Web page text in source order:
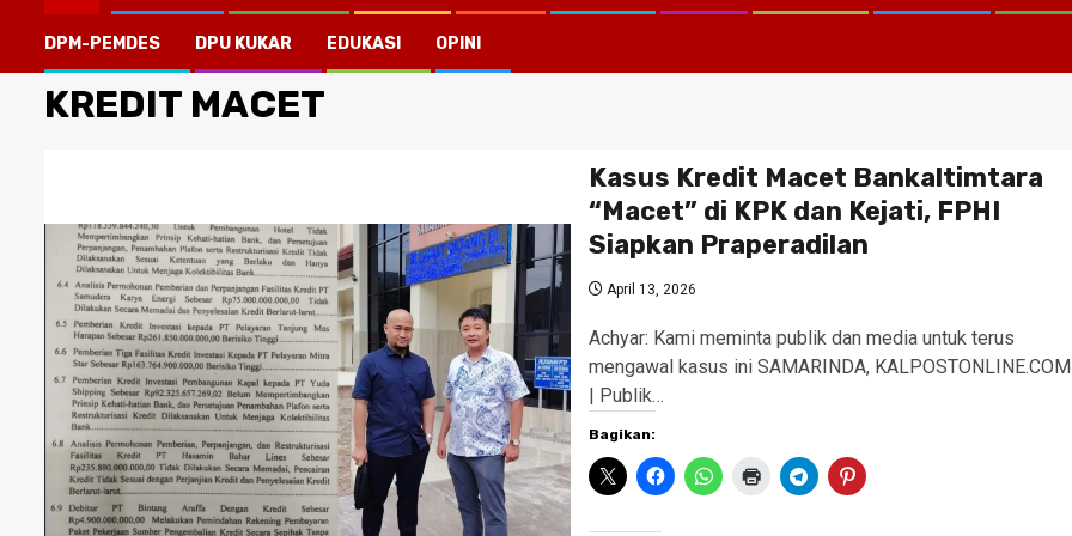
DPM-PEMDES DPU KUKAR EDUKASI OPINI
KREDIT MACET
Kasus Kredit Macet Bankaltimtara
“Macet” di KPK dan Kejati, FPHI
Siapkan Praperadilan
April 13, 2026
Achyar: Kami meminta publik dan media untuk terus
mengawal kasus ini SAMARINDA, KALPOSTONLINE.COM
| Publik…
Bagikan: